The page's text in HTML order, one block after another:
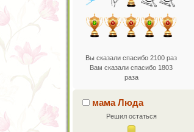
Вы сказали спасибо 2100 раз
Вам сказали спасибо 1803
раза
мама Люда
Решил остаться